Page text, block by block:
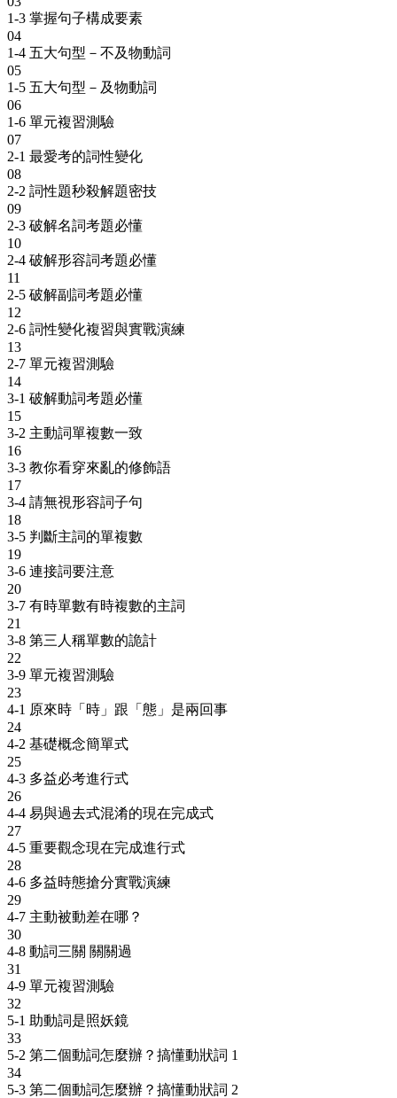
1-3 掌握句子構成要素
04
1-4 五大句型－不及物動詞
05
1-5 五大句型－及物動詞
06
1-6 單元複習測驗
07
2-1 最愛考的詞性變化
08
2-2 詞性題秒殺解題密技
09
2-3 破解名詞考題必懂
10
2-4 破解形容詞考題必懂
11
2-5 破解副詞考題必懂
12
2-6 詞性變化複習與實戰演練
13
2-7 單元複習測驗
14
3-1 破解動詞考題必懂
15
3-2 主動詞單複數一致
16
3-3 教你看穿來亂的修飾語
17
3-4 請無視形容詞子句
18
3-5 判斷主詞的單複數
19
3-6 連接詞要注意
20
3-7 有時單數有時複數的主詞
21
3-8 第三人稱單數的詭計
22
3-9 單元複習測驗
23
4-1 原來時「時」跟「態」是兩回事
24
4-2 基礎概念簡單式
25
4-3 多益必考進行式
26
4-4 易與過去式混淆的現在完成式
27
4-5 重要觀念現在完成進行式
28
4-6 多益時態搶分實戰演練
29
4-7 主動被動差在哪？
30
4-8 動詞三關 關關過
31
4-9 單元複習測驗
32
5-1 助動詞是照妖鏡
33
5-2 第二個動詞怎麼辦？搞懂動狀詞 1
34
5-3 第二個動詞怎麼辦？搞懂動狀詞 2